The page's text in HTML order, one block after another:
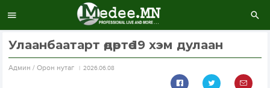
Улаанбаатарт өдөртөө 19 хэм дулаан
Aдмин / Орон нутаг 2026.06.08